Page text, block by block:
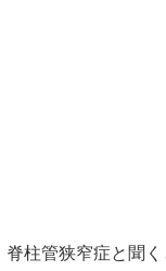
脊柱管狭窄症と聞